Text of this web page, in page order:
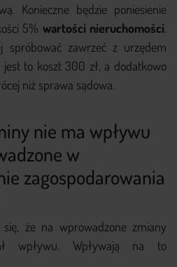
Konieczne będzie poniesienie
5% wartości nieruchomości.
spróbować zawrzeć z urzędem
to koszt 300 zł, a dodatkowo
niż sprawa sądowa.
nie ma wpływu
w
zagospodarowania
się, że na wprowadzone zmiany
wpływu. Wpływają na to